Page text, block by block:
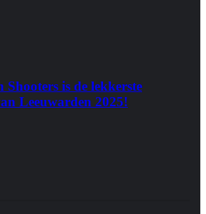
Shooters is de lekkerste
Leeuwarden 2025!